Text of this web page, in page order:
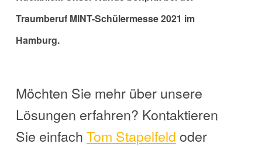
Traumberuf MINT-Schülermesse 2021 im
Hamburg.
Möchten Sie mehr über unsere
Lösungen erfahren? Kontaktieren
Sie einfach Tom Stapelfeld oder